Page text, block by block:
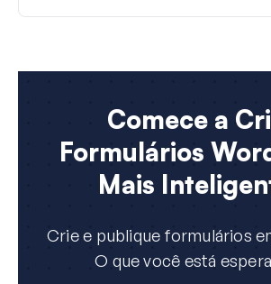
Comece a
Formulários
Mais
Crie e publique formulários
O que você está